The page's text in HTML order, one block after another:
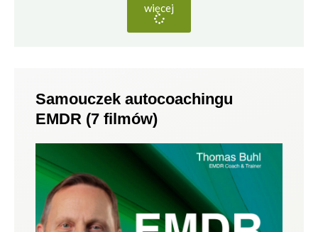
więcej
Samouczek autocoachingu
EMDR (7 filmów)